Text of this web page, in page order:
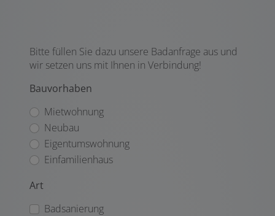
Bitte füllen Sie dazu unsere Badanfrage aus und
wir setzen uns mit Ihnen in Verbindung!
Bauvorhaben
Mietwohnung
Neubau
Eigentumswohnung
Einfamilienhaus
Art
Badsanierung